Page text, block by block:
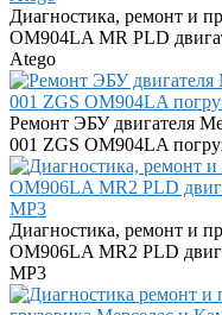
Диагностика, ремонт и
OM904LA MR PLD
Atego
Ремонт ЭБУ двигателя
001 ZGS OM904LA
Диагностика, ремонт и
OM906LA MR2 PLD
MP3